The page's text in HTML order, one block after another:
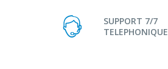
SUPPORT 7/7
TELEPHONIQUE